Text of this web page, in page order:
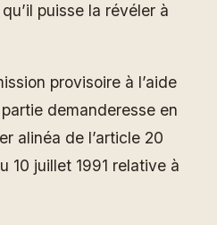
puisse la révéler à
provisoire à l’aide
demanderesse en
alinéa de l’article 20
10 juillet 1991 relative à